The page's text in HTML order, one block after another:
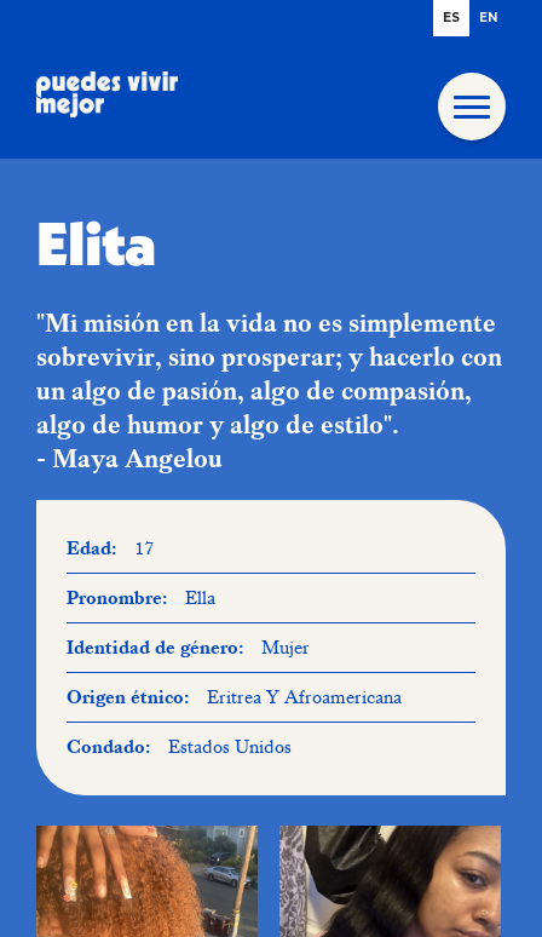
Elita
"Mi misión en la vida no es simplemente
sobrevivir, sino prosperar; y hacerlo con
un algo de pasión, algo de compasión,
algo de humor y algo de estilo".
- Maya Angelou
Edad: 17
Pronombre: Ella
Identidad de género: Mujer
Origen étnico: Eritrea Y Afroamericana
Condado: Estados Unidos
ES EN